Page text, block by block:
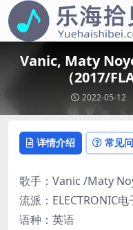
Vanic, Maty
（2017/
2022-05-12
详情介绍 常见
歌手：Vanic /Maty
流派：ELECTRONIC
语种：英语